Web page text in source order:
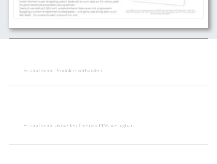
Es sind keine Produkte vorhanden.
Es sind keine aktuellen Themen-PINs verfügbar..